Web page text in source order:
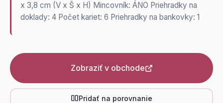
x 3,8 cm (V x Š x H) Mincovník: ÁNO Priehradky na
doklady: 4 Počet kariet: 6 Priehradky na bankovky: 1
Zobraziť v obchode
Pridať na porovnanie